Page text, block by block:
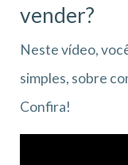
vender?
Neste vídeo,
simples, sobre
Confira!